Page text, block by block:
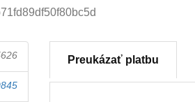
Preukázať platbu